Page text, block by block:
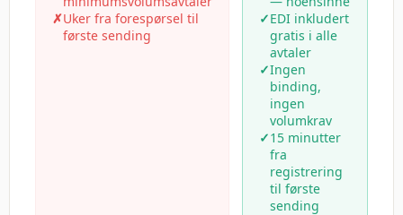
✗Uker fra forespørsel til
første sending
✓EDI inkludert
gratis i alle
avtaler
✓Ingen
binding,
ingen
volumkrav
✓15 minutter
fra
registrering
til første
sending